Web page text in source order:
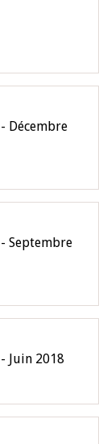
Décembre
Septembre
Juin 2018